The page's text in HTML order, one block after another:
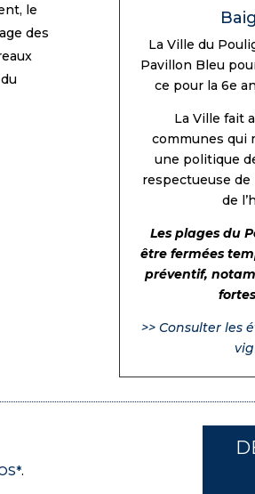
le
des
La Ville du
Pavillon Bleu
ce pour la 6e
La Ville fait
communes
une politique
respectueuse
de
Les plages du
être fermées
préventif,
>> Consulter les
.